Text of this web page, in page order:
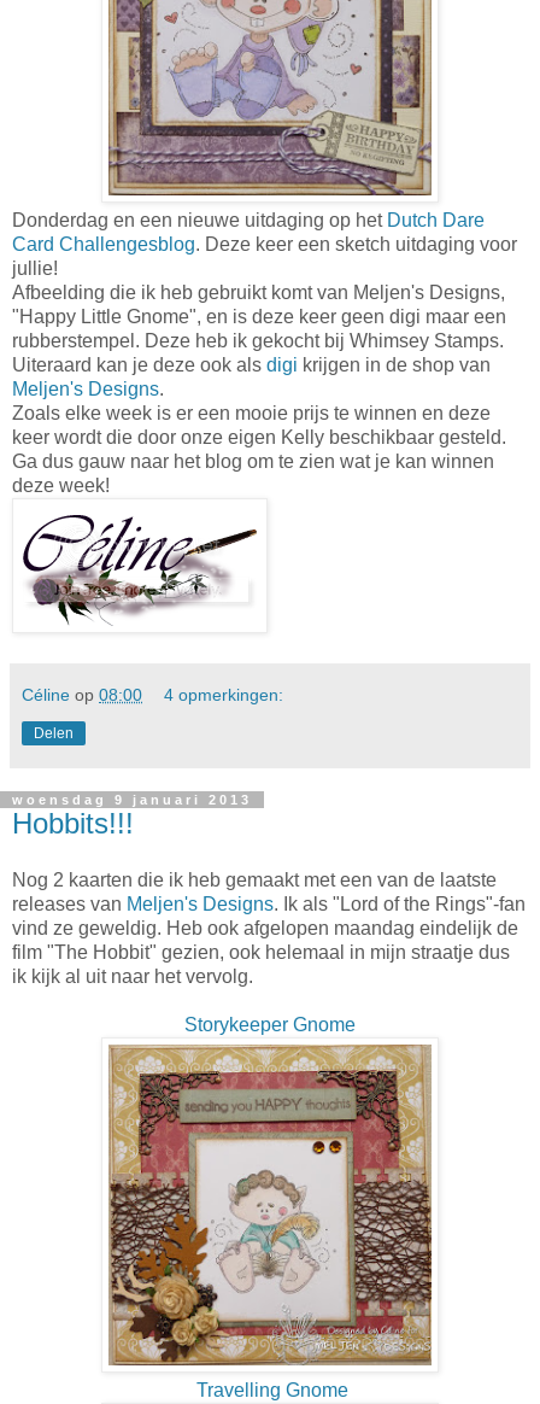
Donderdag en een nieuwe uitdaging op het Dutch Dare
Card Challengesblog. Deze keer een sketch uitdaging voor
jullie!
Afbeelding die ik heb gebruikt komt van Meljen's Designs,
"Happy Little Gnome", en is deze keer geen digi maar een
rubberstempel. Deze heb ik gekocht bij Whimsey Stamps.
Uiteraard kan je deze ook als digi krijgen in de shop van
Meljen's Designs.
Zoals elke week is er een mooie prijs te winnen en deze
keer wordt die door onze eigen Kelly beschikbaar gesteld.
Ga dus gauw naar het blog om te zien wat je kan winnen
deze week!
Céline op 08:00 4 opmerkingen:
Delen
woensdag 9 januari 2013
Hobbits!!!
Nog 2 kaarten die ik heb gemaakt met een van de laatste
releases van Meljen's Designs. Ik als "Lord of the Rings"-fan
vind ze geweldig. Heb ook afgelopen maandag eindelijk de
film "The Hobbit" gezien, ook helemaal in mijn straatje dus
ik kijk al uit naar het vervolg.
Storykeeper Gnome
Travelling Gnome